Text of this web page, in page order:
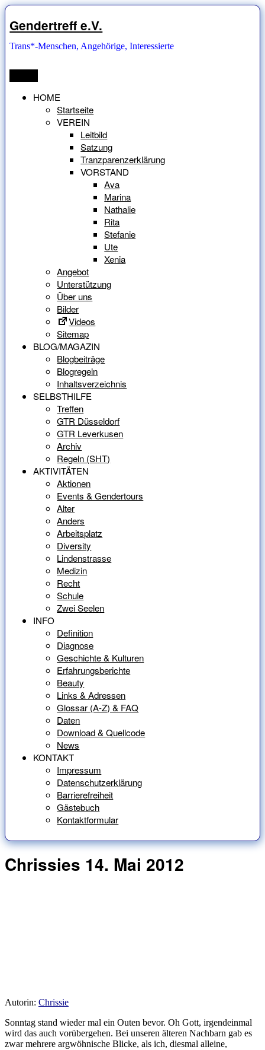
Zum
Inhalt
springen
Gendertreff e.V.
Trans*-Menschen, Angehörige, Interessierte
HOME
Startseite
VEREIN
Leitbild
Satzung
Tranzparenzerklärung
VORSTAND
Ava
Marina
Nathalie
Rita
Stefanie
Ute
Xenia
Angebot
Unterstützung
Über uns
Bilder
Videos
Sitemap
BLOG/MAGAZIN
Blogbeiträge
Blogregeln
Inhaltsverzeichnis
SELBSTHILFE
Treffen
GTR Düsseldorf
GTR Leverkusen
Archiv
Regeln (SHT)
AKTIVITÄTEN
Aktionen
Events & Gendertours
Alter
Anders
Arbeitsplatz
Diversity
Lindenstrasse
Medizin
Recht
Schule
Zwei Seelen
INFO
Definition
Diagnose
Geschichte & Kulturen
Erfahrungsberichte
Beauty
Links & Adressen
Glossar (A-Z) & FAQ
Daten
Download & Quellcode
News
KONTAKT
Impressum
Datenschutzerklärung
Barrierefreiheit
Gästebuch
Kontaktformular
Chrissies 14. Mai 2012
Autorin: Chrissie
Sonntag stand wieder mal ein Outen bevor. Oh Gott, irgendeinmal
wird das auch vorübergehen. Bei unseren älteren Nachbarn gab es
zwar mehrere argwöhnische Blicke, als ich, diesmal alleine,